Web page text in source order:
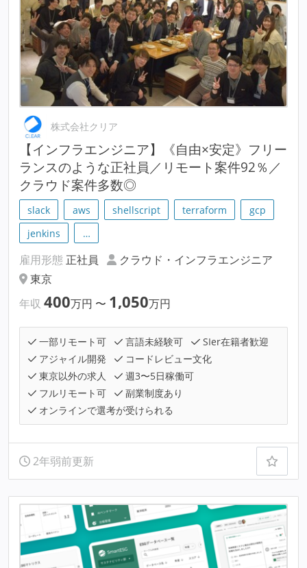
株式会社クリア
【インフラエンジニア】《自由×安定》フリー
ランスのような正社員／リモート案件92％／
クラウド案件多数◎
slack aws shellscript terraform
gcp
jenkins
…
雇用形態 正社員
クラウド・インフラエンジニア
東京
年収 400万円 〜 1,050万円
一部リモート可 言語未経験可
SIer在籍者歓迎
アジャイル開発
コードレビュー文化
東京以外の求人
週3〜5日稼働可
フルリモート可
副業制度あり
オンラインで選考が受けられる
2年弱前更新